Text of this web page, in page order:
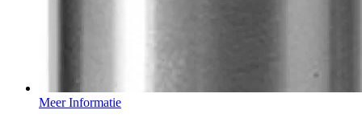
Meer Informatie